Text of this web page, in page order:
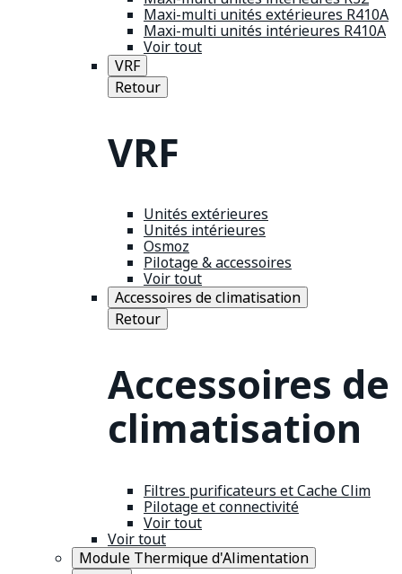
Maxi-multi unités extérieures R410A
Maxi-multi unités intérieures R410A
Voir tout
VRF
Retour
VRF
Unités extérieures
Unités intérieures
Osmoz
Pilotage & accessoires
Voir tout
Accessoires de climatisation
Retour
Accessoires de
climatisation
Filtres purificateurs et Cache Clim
Pilotage et connectivité
Voir tout
Voir tout
Module Thermique d'Alimentation